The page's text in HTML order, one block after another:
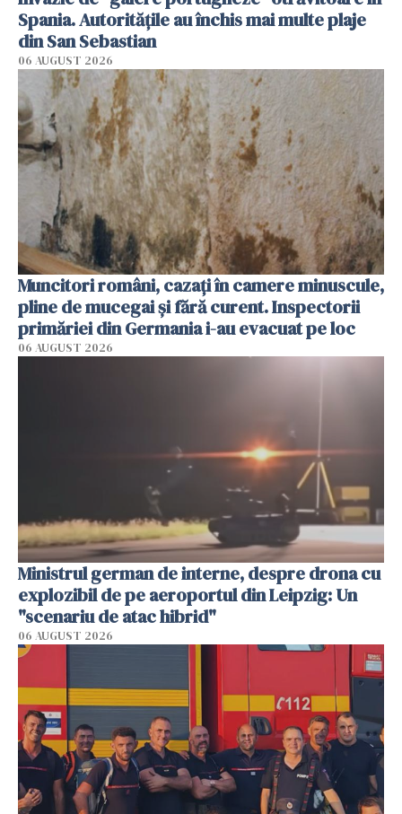
Spania. Autoritățile au închis mai multe plaje
din San Sebastian
06 AUGUST 2026
Muncitori români, cazați în camere minuscule,
pline de mucegai și fără curent. Inspectorii
primăriei din Germania i-au evacuat pe loc
06 AUGUST 2026
Ministrul german de interne, despre drona cu
explozibil de pe aeroportul din Leipzig: Un
"scenariu de atac hibrid"
06 AUGUST 2026